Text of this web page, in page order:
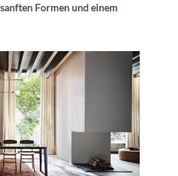
Formen und einem